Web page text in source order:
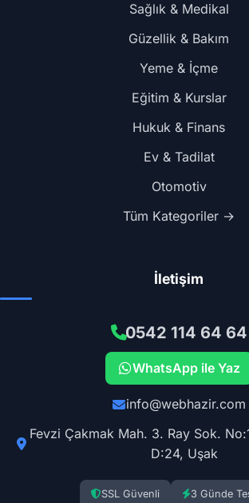
Sağlık & Medikal
Güzellik & Bakım
Yeme & İçme
Eğitim & Kurslar
Hukuk & Finans
Ev & Tadilat
Otomotiv
Tüm Kategoriler →
İletişim
0542 114 64 64
WhatsApp ile Yaz
info@webhazir.com
Fevzi Çakmak Mah. 3. Ray Sok.
D:24, Uşak
SSL Güvenli 3 Günde